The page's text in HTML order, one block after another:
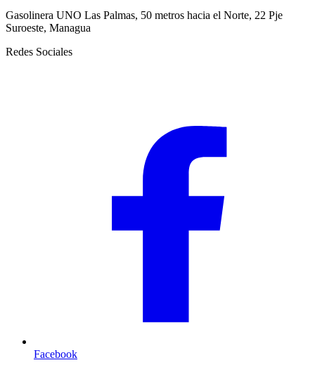
Gasolinera UNO Las Palmas, 50 metros hacia el Norte, 22 Pje
Suroeste, Managua
Redes Sociales
Facebook